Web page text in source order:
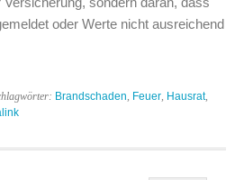
oder Werte nicht ausreichend
Brandschaden Feuer Hausrat,